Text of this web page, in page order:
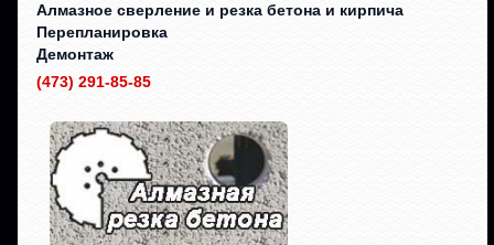
Алмазное сверление и резка бетона и кирпича
Перепланировка
Демонтаж
(473) 291-85-85